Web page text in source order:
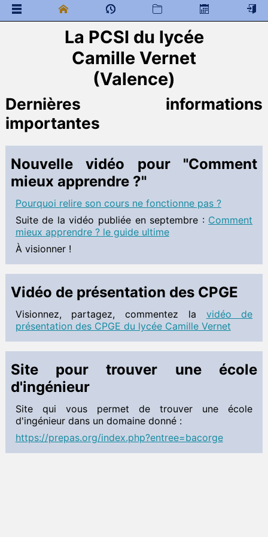
La PCSI du lycée
Camille Vernet
(Valence)
Documents généraux
Mathématiques
Programme de colles
Documents à télécharger
Programme de colle
Cahier de texte
Physique
Informations
Vidéos
Programme de colles
Documents à télécharger
5 - Mécanique
6 - Thermodynamique
7 - Induction
8 - Statique des fluides
Devoirs (DM et DS)
Fiches bilan
Travaux pratiques
Cahier de texte
Chimie
Programme de colles
Cahier de texte
SII
Programme de colles
Documents à télécharger
TIPE
Informations TIPE
Documents à télécharger
Dernières informations
importantes
Nouvelle vidéo pour "Comment
mieux apprendre ?"
Pourquoi relire son cours ne fonctionne pas ?
Suite de la vidéo publiée en septembre : Comment
mieux apprendre ? le guide ultime
À visionner !
Vidéo de présentation des CPGE
Visionnez, partagez, commentez la vidéo de
présentation des CPGE du lycée Camille Vernet
Site pour trouver une école
d'ingénieur
Site qui vous permet de trouver une école
d'ingénieur dans un domaine donné :
https://prepas.org/index.php?entree=bacorge